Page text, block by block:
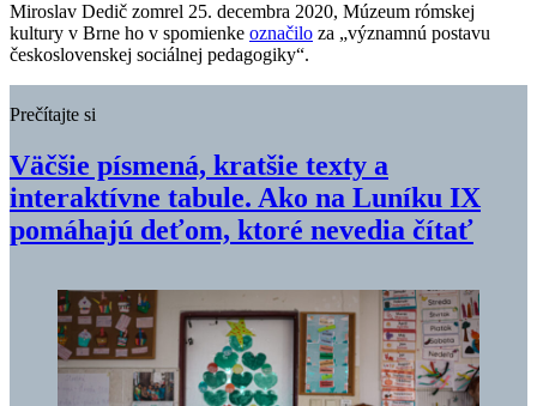
Miroslav Dedič zomrel 25. decembra 2020, Múzeum rómskej
kultury v Brne ho v spomienke označilo za „významnú postavu
československej sociálnej pedagogiky“.
Prečítajte si
Väčšie písmená, kratšie texty a
interaktívne tabule. Ako na Luníku IX
pomáhajú deťom, ktoré nevedia čítať